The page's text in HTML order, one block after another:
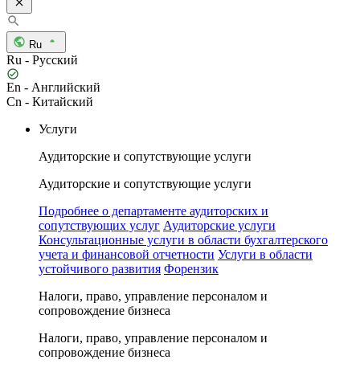
Ru
Ru - Русский
En - Английский
Cn - Китайский
Услуги
Аудиторские и сопутствующие услуги
Аудиторские и сопутствующие услуги
Подробнее о департаменте аудиторских и
сопутствующих услуг Аудиторские услуги
Консультационные услуги в области бухгалтерского
учета и финансовой отчетности Услуги в области
устойчивого развития Форензик
Налоги, право, управление персоналом и
сопровождение бизнеса
Налоги, право, управление персоналом и
сопровождение бизнеса